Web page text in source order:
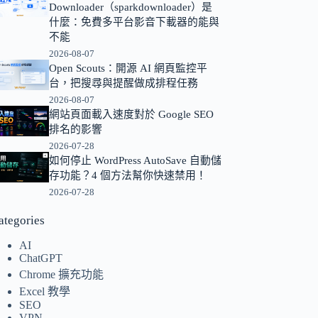
Downloader（sparkdownloader）是
什麼：免費多平台影音下載器的能與
不能
2026-08-07
Open Scouts：開源 AI 網頁監控平
台，把搜尋與提醒做成排程任務
2026-08-07
網站頁面載入速度對於 Google SEO
排名的影響
2026-07-28
如何停止 WordPress AutoSave 自動儲
存功能？4 個方法幫你快速禁用！
2026-07-28
AI
ChatGPT
Chrome 擴充功能
Excel 教學
SEO